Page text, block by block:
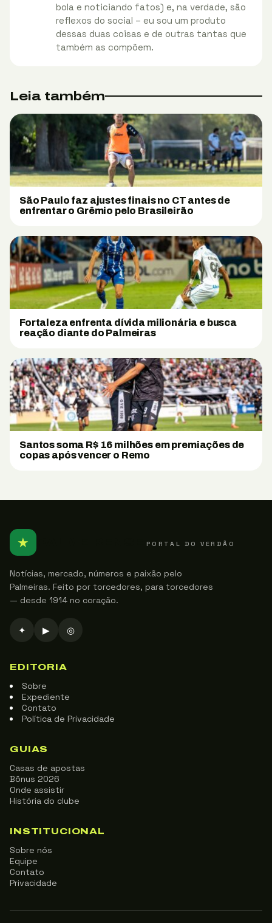
bola e noticiando fatos) e, na verdade, são
reflexos do social – eu sou um produto
dessas duas coisas e de outras tantas que
também as compõem.
Leia também
São Paulo faz ajustes finais no CT antes de
enfrentar o Grêmio pelo Brasileirão
Fortaleza enfrenta dívida milionária e busca
reação diante do Palmeiras
Santos soma R$ 16 milhões em premiações de
copas após vencer o Remo
★ PORTAL DO VERDÃO
Notícias, mercado, números e paixão pelo
Palmeiras. Feito por torcedores, para torcedores
— desde 1914 no coração.
✦ ▶ ◎
EDITORIA
Sobre
Expediente
Contato
Política de Privacidade
GUIAS
Casas de apostas
Bônus 2026
Onde assistir
História do clube
INSTITUCIONAL
Sobre nós
Equipe
Contato
Privacidade